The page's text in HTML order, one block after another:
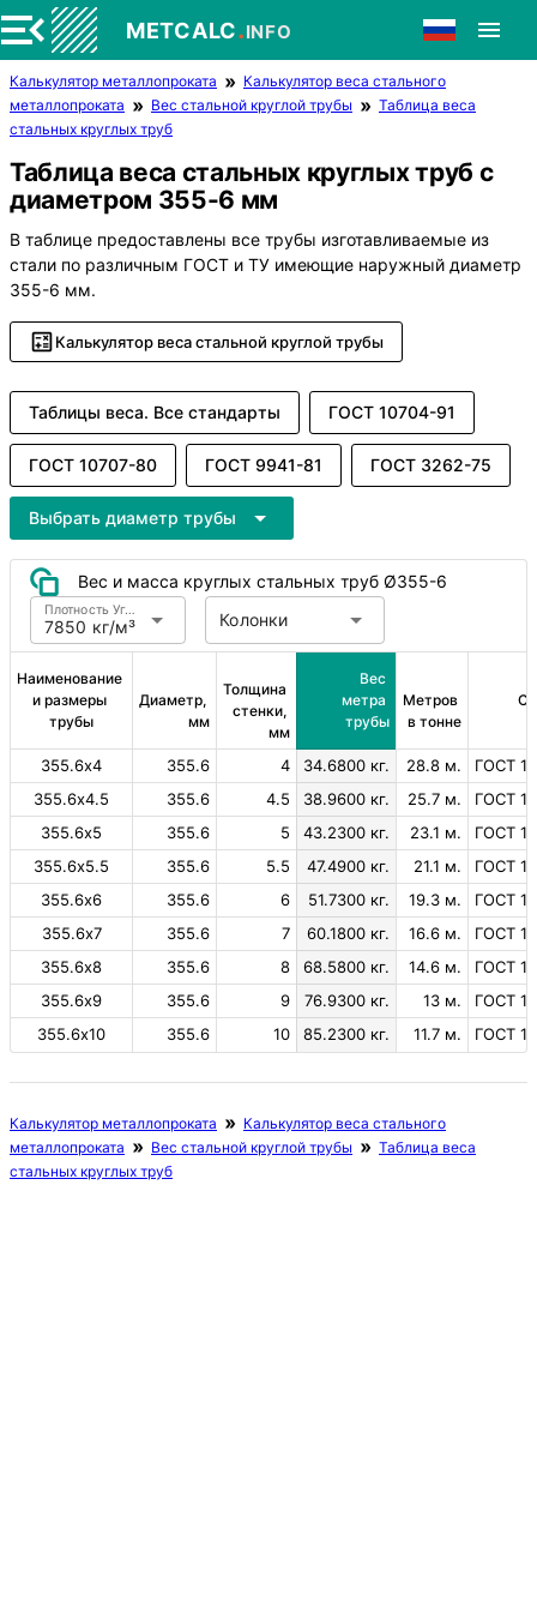
METCALC.INFO
Калькулятор металлопроката
Калькулятор веса стального
металлопроката
Вес стальной круглой трубы
Таблица веса
стальных круглых труб
Таблица веса стальных круглых труб с
диаметром 355-6 мм
В таблице предоставлены все трубы изготавливаемые из
стали по различным ГОСТ и ТУ имеющие наружный диаметр
355-6 мм.
Калькулятор веса стальной круглой трубы
Таблицы веса. Все стандарты ГОСТ 10704-91
ГОСТ 10707-80 ГОСТ 9941-81 ГОСТ 3262-75
Выбрать диаметр трубы
Вес и масса круглых стальных труб Ø355-6
7850 кг/м³
Плотность Углеродистая сталь Колонки
Наименование
и размеры
трубы
Диаметр,
мм
Толщина
стенки,
мм
Вес
метра
трубы
Метров
в тонне
355.6х4 355.6 4 34.6800 кг. 28.8 м.
ГОСТ
355.6х4.5
355.6 4.5 38.9600 кг. 25.7 м.
ГОСТ
355.6х5
355.6 5 43.2300 кг. 23.1 м.
ГОСТ
355.6х5.5
355.6 5.5 47.4900 кг. 21.1 м.
ГОСТ
355.6х6
355.6 6 51.7300 кг. 19.3 м.
ГОСТ
355.6х7
355.6 7 60.1800 кг. 16.6 м.
ГОСТ
355.6х8
355.6 8 68.5800 кг. 14.6 м.
ГОСТ
355.6х9
355.6 9 76.9300 кг. 13 м.
ГОСТ
355.6х10
355.6 10 85.2300 кг. 11.7 м. ГОСТ
Калькулятор металлопроката
Калькулятор веса стального
металлопроката
Вес стальной круглой трубы
Таблица веса
стальных круглых труб